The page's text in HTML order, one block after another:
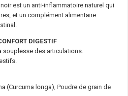
est un anti-inflammatoire naturel qui
et un complément alimentaire
DIGESTIF
souplesse des articulations.
(Curcuma longa), Poudre de grain de